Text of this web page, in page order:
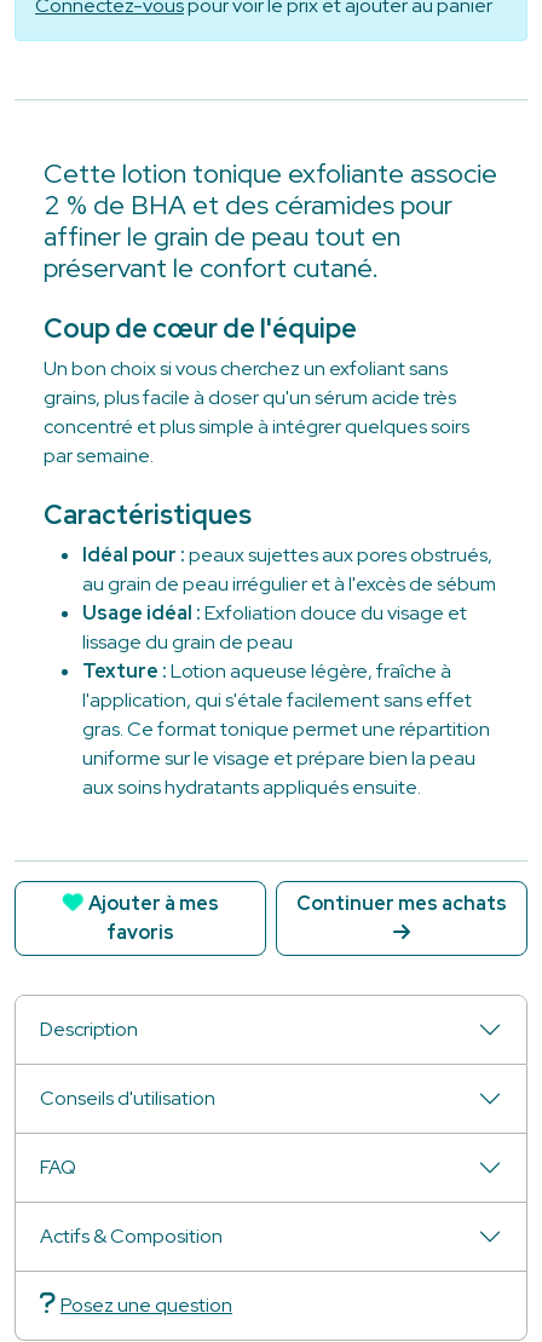
Connectez-vouspour voir le prix et ajouter au panier
Cette lotion tonique exfoliante associe
2 % de BHA et des céramides pour
affiner le grain de peau tout en
préservant le confort cutané.
Coup de cœur de l'équipe
Un bon choix si vous cherchez un exfoliant sans
grains, plus facile à doser qu'un sérum acide très
concentré et plus simple à intégrer quelques soirs
par semaine.
Caractéristiques
Idéal pour :peaux sujettes aux pores obstrués,
au grain de peau irrégulier et à l'excès de sébum
Usage idéal :Exfoliation douce du visage et
lissage du grain de peau
Texture :Lotion aqueuse légère, fraîche à
l'application, qui s'étale facilement sans effet
gras. Ce format tonique permet une répartition
uniforme sur le visage et prépare bien la peau
aux soins hydratants appliqués ensuite.
Ajouter à mes
favoris
Continuer mes achats
Description
Conseils d'utilisation
FAQ
Actifs & Composition
Posez une question